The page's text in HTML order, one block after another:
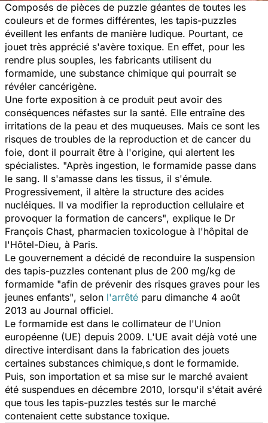
Composés de pièces de puzzle géantes de toutes les
couleurs et de formes différentes, les tapis-puzzles
éveillent les enfants de manière ludique. Pourtant, ce
jouet très apprécié s'avère toxique. En effet, pour les
rendre plus souples, les fabricants utilisent du
formamide, une substance chimique qui pourrait se
révéler cancérigène.
Une forte exposition à ce produit peut avoir des
conséquences néfastes sur la santé. Elle entraîne des
irritations de la peau et des muqueuses. Mais ce sont les
risques de troubles de la reproduction et de cancer du
foie, dont il pourrait être à l'origine, qui alertent les
spécialistes. "Après ingestion, le formamide passe dans
le sang. Il s'amasse dans les tissus, il s'émule.
Progressivement, il altère la structure des acides
nucléiques. Il va modifier la reproduction cellulaire et
provoquer la formation de cancers", explique le Dr
François Chast, pharmacien toxicologue à l'hôpital de
l'Hôtel-Dieu, à Paris.
Le gouvernement a décidé de reconduire la suspension
des tapis-puzzles contenant plus de 200 mg/kg de
formamide "afin de prévenir des risques graves pour les
jeunes enfants", selon l'arrêté paru dimanche 4 août
2013 au Journal officiel.
Le formamide est dans le collimateur de l'Union
européenne (UE) depuis 2009. L'UE avait déjà voté une
directive interdisant dans la fabrication des jouets
certaines substances chimique,s dont le formamide.
Puis, son importation et sa mise sur le marché avaient
été suspendues en décembre 2010, lorsqu'il s'était avéré
que tous les tapis-puzzles testés sur le marché
contenaient cette substance toxique.